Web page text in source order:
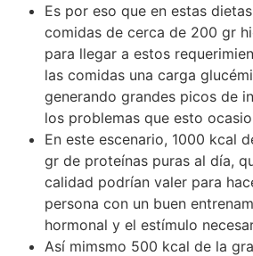
Es por eso que en estas
comidas de cerca de 200 gr
para llegar a estos
las comidas una carga
generando grandes picos de
los problemas que esto
En este escenario, 1000 kcal
gr de proteínas puras al día,
calidad podrían valer para
persona con un buen
hormonal y el estímulo
Así mimsmo 500 kcal de la